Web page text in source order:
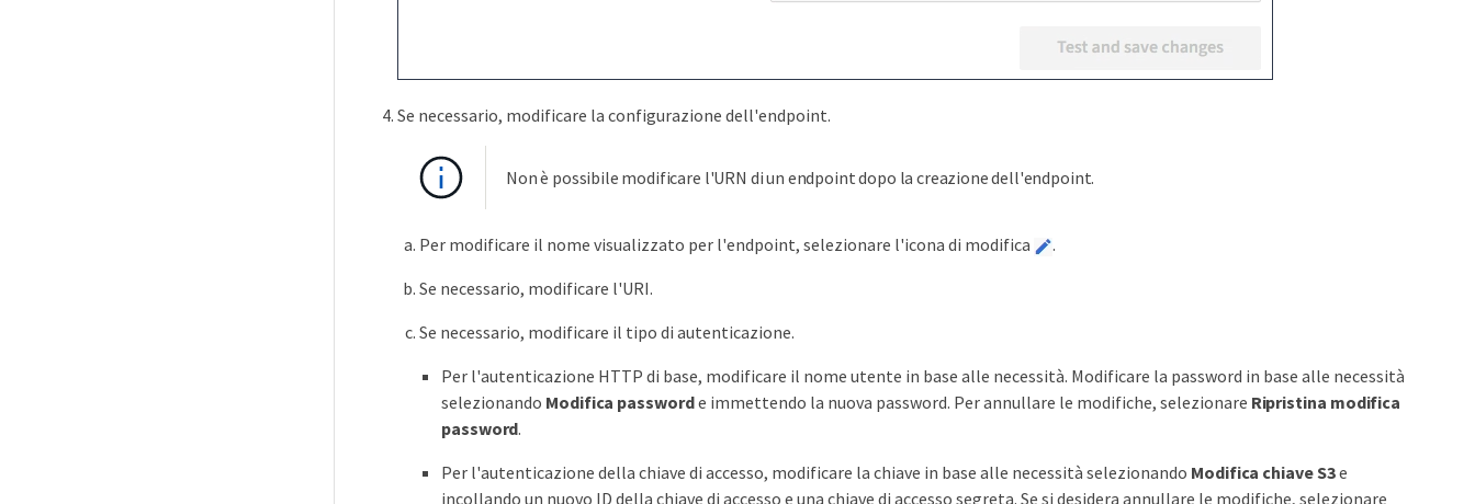
Se necessario, modificare la configurazione dell'endpoint.
Non è possibile modificare l'URN di un endpoint dopo la creazione dell'endpoint.
Per modificare il nome visualizzato per l'endpoint, selezionare l'icona di modifica
.
Se necessario, modificare l'URI.
Se necessario, modificare il tipo di autenticazione.
Per l'autenticazione HTTP di base, modificare il nome utente in base alle necessità. Modificare la password in base alle necessità
selezionando Modifica passworde immettendo la nuova password. Per annullare le modifiche, selezionare Ripristina modifica
password.
Per l'autenticazione della chiave di accesso, modificare la chiave in base alle necessità selezionando Modifica chiave S3e
incollando un nuovo ID della chiave di accesso e una chiave di accesso segreta. Se si desidera annullare le modifiche, selezionare